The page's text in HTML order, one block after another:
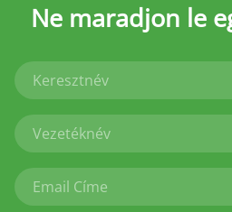
Ne maradjon le